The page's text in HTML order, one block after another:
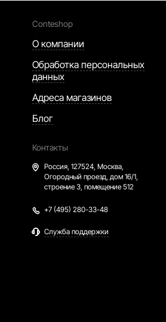
Conteshop
О компании
Обработка персональных
данных
Адреса магазинов
Блог
Контакты
Россия, 127524, Москва,
Огородный проезд, дом 16/1,
строение 3, помещение 512
+7 (495) 280-33-48
Служба поддержки